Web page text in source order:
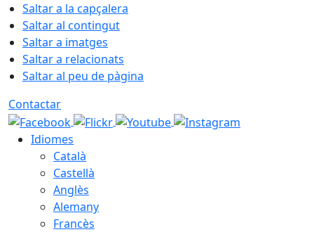
Saltar a la capçalera
Saltar al contingut
Saltar a imatges
Saltar a relacionats
Saltar al peu de pàgina
Contactar
Idiomes
Català
Castellà
Anglès
Alemany
Francès